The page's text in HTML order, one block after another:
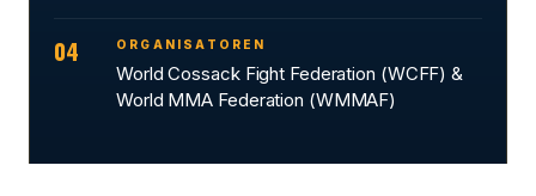
04 ORGANISATOREN
World Cossack Fight Federation (WCFF) &
World MMA Federation (WMMAF)